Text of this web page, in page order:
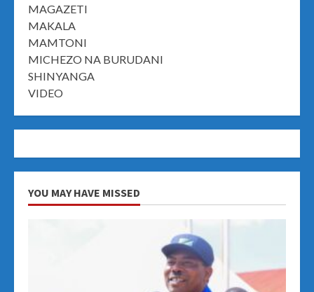
MAGAZETI
MAKALA
MAMTONI
MICHEZO NA BURUDANI
SHINYANGA
VIDEO
YOU MAY HAVE MISSED